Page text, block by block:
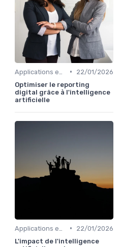
•
22/01/2026
Optimiser le reporting
digital grâce à l'intelligence
artificielle
•
22/01/2026
L'impact de l'intelligence